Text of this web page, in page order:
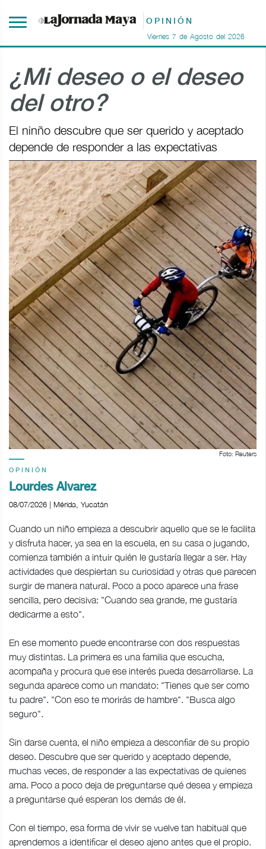
OPINIÓN
Viernes 7 de Agosto del 2026
¿Mi deseo o el deseo
del otro?
El ninño descubre que ser querido y aceptado
depende de responder a las expectativas
Foto: Reuters
OPINIÓN
Lourdes Álvarez
08/07/2026 | Mérida, Yucatán
Cuando un niño empieza a descubrir aquello que se le facilita
y disfruta hacer, ya sea en la escuela, en su casa o jugando,
comienza también a intuir quién le gustaría llegar a ser. Hay
actividades que despiertan su curiosidad y otras que parecen
surgir de manera natural. Poco a poco aparece una frase
sencilla, pero decisiva: "Cuando sea grande, me gustaría
dedicarme a esto".
En ese momento puede encontrarse con dos respuestas
muy distintas. La primera es una familia que escucha,
acompaña y procura que ese interés pueda desarrollarse. La
segunda aparece como un mandato: "Tienes que ser como
tu padre". "Con eso te morirás de hambre". "Busca algo
seguro".
Sin darse cuenta, el niño empieza a desconfiar de su propio
deseo. Descubre que ser querido y aceptado depende,
muchas veces, de responder a las expectativas de quienes
ama. Poco a poco deja de preguntarse qué desea y empieza
a preguntarse qué esperan los demás de él.
Con el tiempo, esa forma de vivir se vuelve tan habitual que
aprendemos a identificar el deseo ajeno antes que el propio.